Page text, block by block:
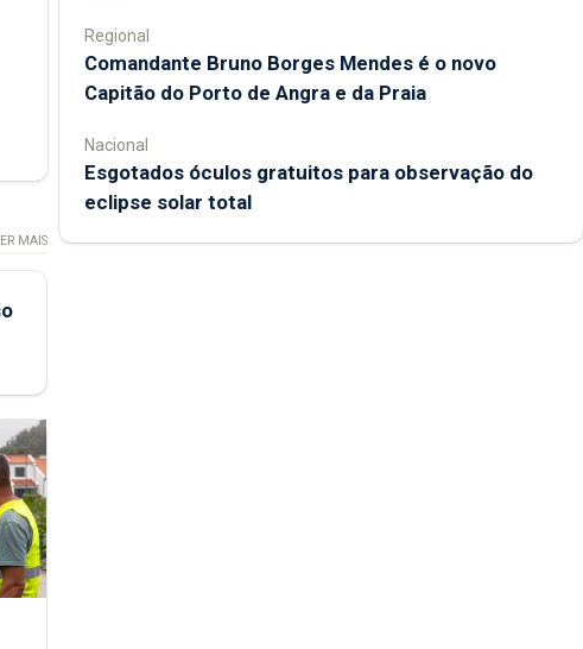
MAIS
Regional
Comandante Bruno Borges Mendes é o novo
Capitão do Porto de Angra e da Praia
Nacional
Esgotados óculos gratuitos para observação do
eclipse solar total